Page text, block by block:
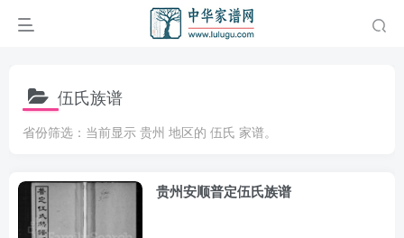
伍氏族谱
省份筛选：当前显示 贵州 地区的 伍氏 家谱。
贵州安顺普定伍氏族谱